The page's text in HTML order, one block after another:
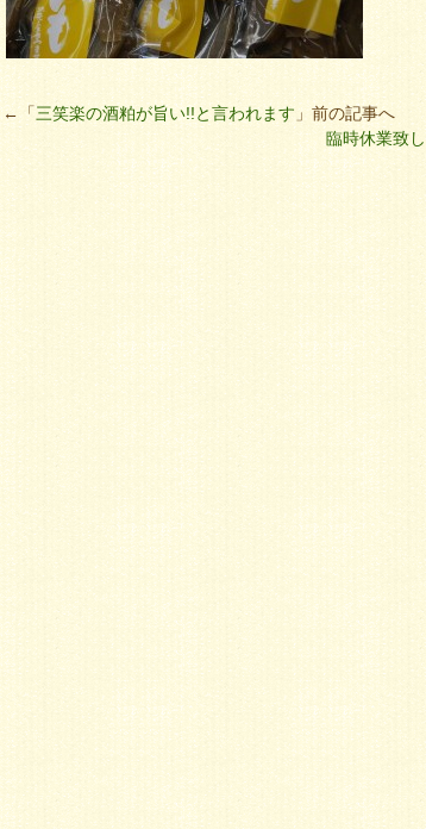
←「三笑楽の酒粕が旨い!!と言われます」前の記事へ
臨時休業致し